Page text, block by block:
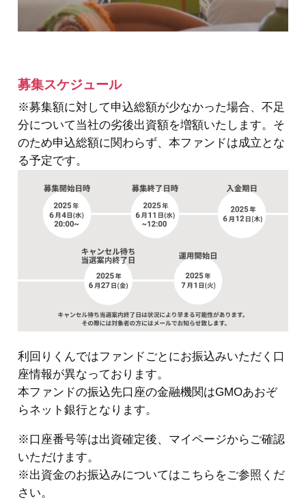
募集スケジュール
※募集額に対して申込総額が少なかった場合、不足
分について当社の劣後出資額を増額いたします。そ
のため申込総額に関わらず、本ファンドは成立とな
る予定です。
利回りくんではファンドごとにお振込みいただく口
座情報が異なっております。
本ファンドの振込先口座の金融機関はGMOあおぞ
らネット銀行となります。
※口座番号等は出資確定後、マイページからご確認
いただけます。
※出資金のお振込みについてはこちらをご参照くだ
さい。